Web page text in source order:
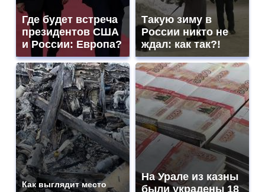
Где будет встреча
президентов США
и России: Европа?
Такую зиму в
России никто не
ждал: как так?!
Как выглядит место
На Урале из казны
были украдены 18